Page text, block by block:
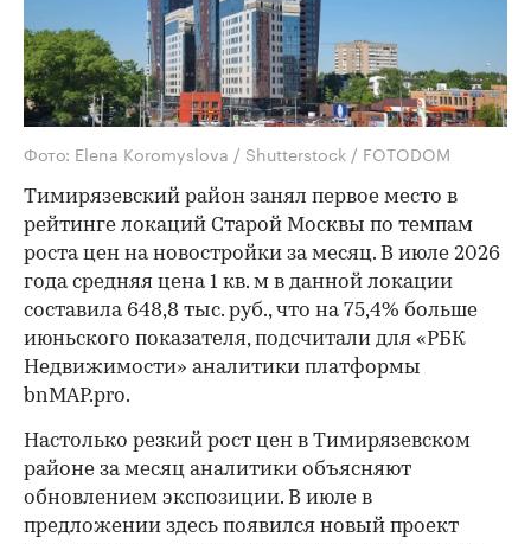
Фото: Elena Koromyslova / Shutterstock / FOTODOM
Тимирязевский район занял первое место в
рейтинге локаций Старой Москвы по темпам
роста цен на новостройки за месяц. В июле 2026
года средняя цена 1 кв. м в данной локации
составила 648,8 тыс. руб., что на 75,4% больше
июньского показателя, подсчитали для «РБК
Недвижимости» аналитики платформы
bnMAP.pro.
Настолько резкий рост цен в Тимирязевском
районе за месяц аналитики объясняют
обновлением экспозиции. В июле в
предложении здесь появился новый проект